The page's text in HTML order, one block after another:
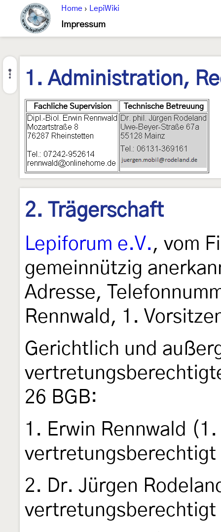
Home › LepiWiki
Impressum
1. Administration,
Fachliche Supervision Technische Betreuung
2. Trägerschaft
Lepiforum e.V., vom
gemeinnützig
Adresse,
Rennwald, 1.
Gerichtlich und
26 BGB:
1. Erwin Rennwald
vertretungsberechtigt
2. Dr. Jürgen